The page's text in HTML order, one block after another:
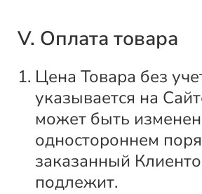
V. Оплата товара
Цена Товара без
указывается на
может быть
одностороннем
заказанный
подлежит.